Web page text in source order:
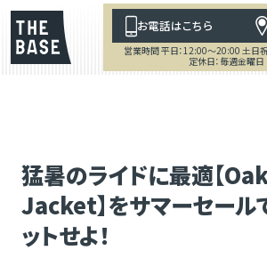
お電話はこちら
営業時間 平日：12:00～20:00 土日
定休日：毎週金曜日
猛暑のライドに最適【
Jacket】をサマーセール
ットせよ！